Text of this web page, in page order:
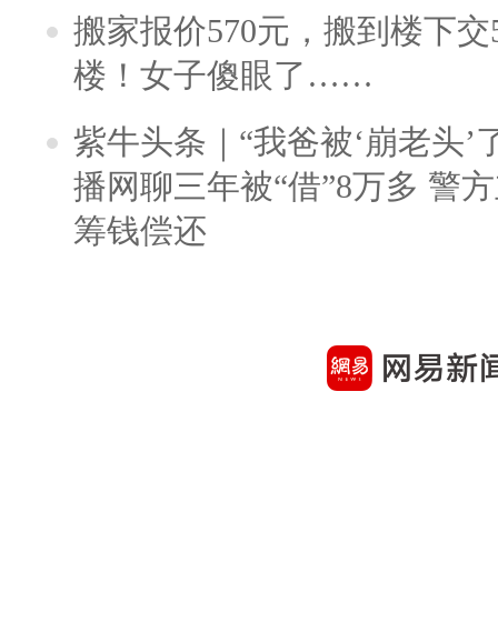
搬家报价570元，搬到楼下
楼！女子傻眼了……
紫牛头条｜“我爸被‘崩老头’
播网聊三年被“借”8万多 警
筹钱偿还